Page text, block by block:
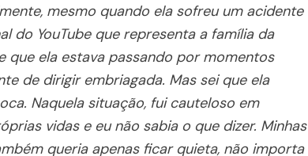
mesmo quando ela sofreu um acidente
do YouTube que representa a família da
que ela estava passando por momentos
de dirigir embriagada. Mas sei que ela
Naquela situação, fui cauteloso em
vidas e eu não sabia o que dizer. Minhas
queria apenas ficar quieta, não importa